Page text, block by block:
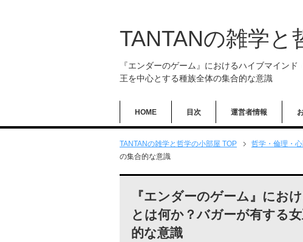
TANTANの雑学と
『エンダーのゲーム』におけるハイブマイン
王を中心とする種族全体の集合的な意識
HOME 目次 運営者情報
TANTANの雑学と哲学の小部屋 TOP 哲学・倫理・
の集合的な意識
『エンダーのゲーム』にお
とは何か？バガーが有する
的な意識